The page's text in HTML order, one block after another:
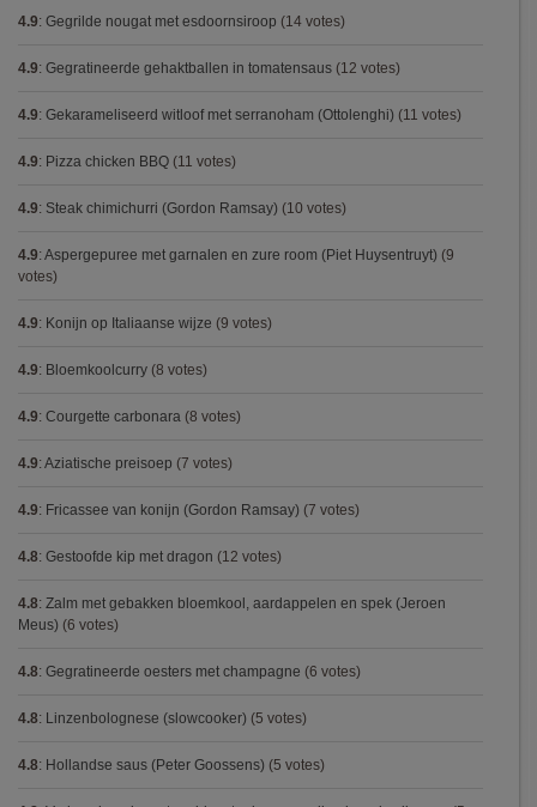
4.9: Gegrilde nougat met esdoornsiroop (14 votes)
4.9: Gegratineerde gehaktballen in tomatensaus (12 votes)
4.9: Gekarameliseerd witloof met serranoham (Ottolenghi) (11 votes)
4.9: Pizza chicken BBQ (11 votes)
4.9: Steak chimichurri (Gordon Ramsay) (10 votes)
4.9: Aspergepuree met garnalen en zure room (Piet Huysentruyt) (9
votes)
4.9: Konijn op Italiaanse wijze (9 votes)
4.9: Bloemkoolcurry (8 votes)
4.9: Courgette carbonara (8 votes)
4.9: Aziatische preisoep (7 votes)
4.9: Fricassee van konijn (Gordon Ramsay) (7 votes)
4.8: Gestoofde kip met dragon (12 votes)
4.8: Zalm met gebakken bloemkool, aardappelen en spek (Jeroen
Meus) (6 votes)
4.8: Gegratineerde oesters met champagne (6 votes)
4.8: Linzenbolognese (slowcooker) (5 votes)
4.8: Hollandse saus (Peter Goossens) (5 votes)